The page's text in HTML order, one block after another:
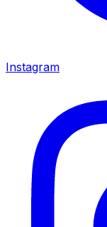
Instagram